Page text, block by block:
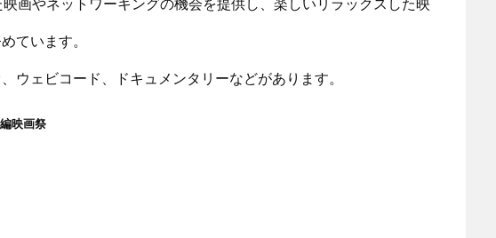
画やネットワーキングの機会を提供し、楽しいリラックスした映
ています。
ウェビコード、ドキュメンタリーなどがあります。
映画祭